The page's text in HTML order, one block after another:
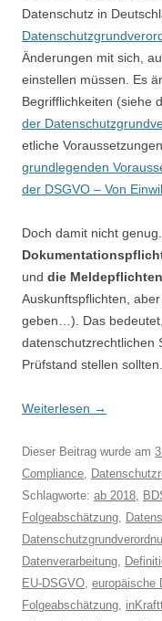
Datenschutz in
Änderungen mit sich,
einstellen müssen. Es
Begrifflichkeiten (siehe
der
etliche
grundlegenden
der DSGVO – Von
Doch damit nicht
und die
Auskunftspflichten,
geben…). Das
datenschutzrechtlichen
Prüfstand stellen sollten.
Weiterlesen →
Dieser Beitrag wurde am
Compliance,
Schlagworte: ab 2018,
Folgeabschätzung,
Datenverarbeitung,
EU-DSGVO, europäische
Folgeabschätzung,